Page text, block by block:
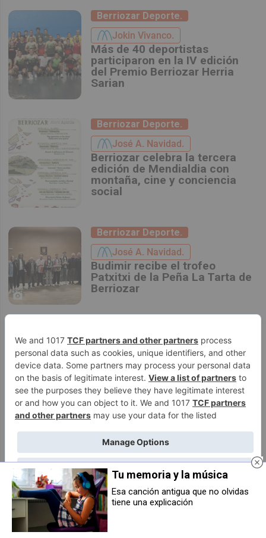
Berriozar Deporte.
Jokin Vivanco.
Más de 40 deportistas
participaron en la IV edición
del Premio Berriozar Herria
Sarian
Berriozar Deporte.
José A. Navidad.
Berriozar celebra la tercera
edición de Mendialdia con
montaña, cine y conciencia
social
Berriozar Deporte.
José A. Navidad.
Budimir recibe el trofeo
Patxitxi de la Peña La Tarta de
Berriozar
José A. Navidad.
Berriozar prepara su gran
desafío: la Eolos Race vuelve
en febrero de 2026 con tres
modalidades y espíritu popular
Orvina conquista la Supercopa
Navarra femenina tras
doblegar a un valiente
Mendialdea B
Tu memoria y la música
Esa canción antigua que no olvidas
tiene una explicación